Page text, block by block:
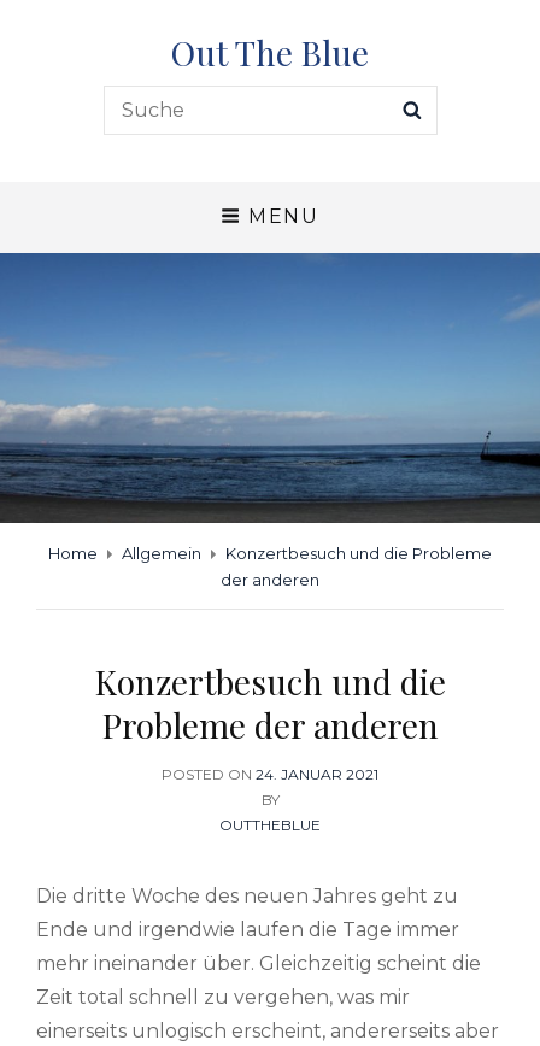
Out The Blue
Search
for:
MENU
Home Allgemein
Konzertbesuch und die Probleme
der anderen
Konzertbesuch und die
Probleme der anderen
POSTED ON POSTED
ON
24. JANUAR 2021
BY
OUTTHEBLUE
Die dritte Woche des neuen Jahres geht zu
Ende und irgendwie laufen die Tage immer
mehr ineinander über. Gleichzeitig scheint die
Zeit total schnell zu vergehen, was mir
einerseits unlogisch erscheint, andererseits aber